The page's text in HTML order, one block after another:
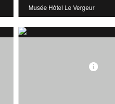
Musée Hôtel Le Vergeur